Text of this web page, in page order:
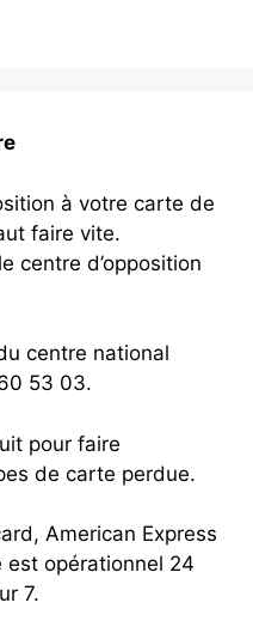
à votre carte de
faire vite.
centre d’opposition
centre national
53 03.
pour faire
de carte perdue.
American Express
est opérationnel 24
7.